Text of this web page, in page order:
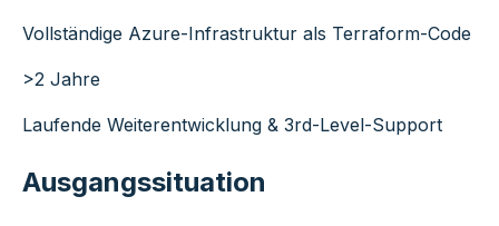
Vollständige Azure-Infrastruktur als Terraform-Code
>2 Jahre
Laufende Weiterentwicklung & 3rd-Level-Support
Ausgangssituation